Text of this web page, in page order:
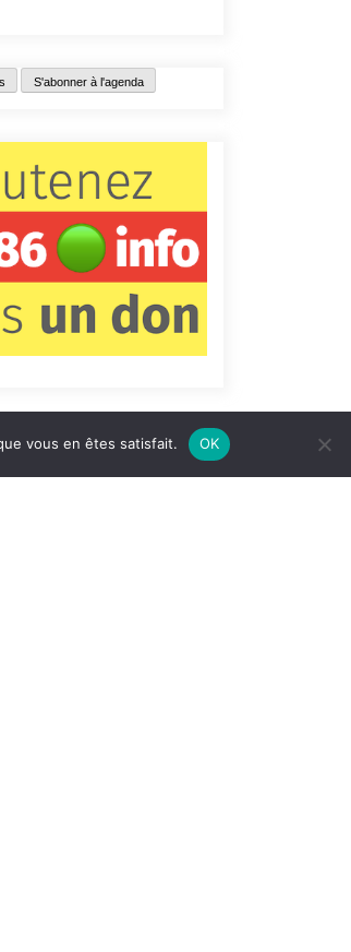
S'abonner à l'agenda
vous en êtes satisfait. OK